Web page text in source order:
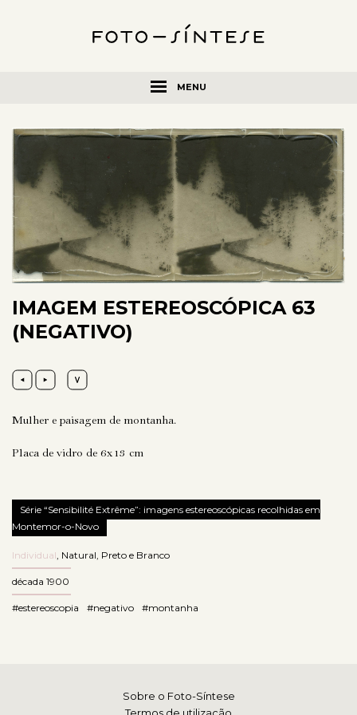
MENU
IMAGEM ESTEREOSCÓPICA 63
(NEGATIVO)
Mulher e paisagem de montanha.
Placa de vidro de 6x13 cm
Série “Sensibilité Extrême”: imagens estereoscópicas recolhidas em
Montemor-o-Novo
Individual Natural Preto e Branco
década 1900
#estereoscopia #negativo #montanha
Sobre o Foto-Síntese